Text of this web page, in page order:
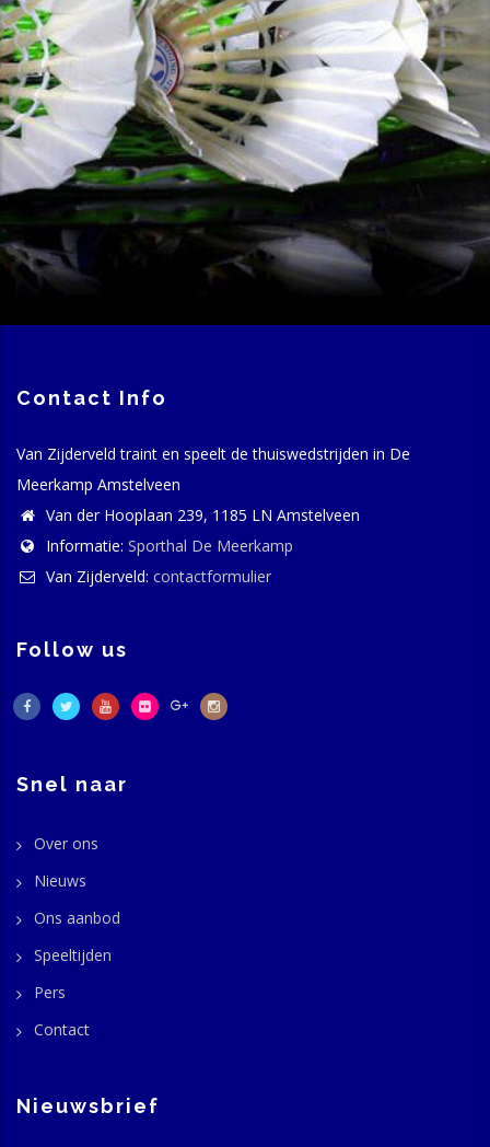
Contact Info
Van Zijderveld traint en speelt de thuiswedstrijden in De
Meerkamp Amstelveen
Van der Hooplaan 239, 1185 LN Amstelveen
Informatie: Sporthal De Meerkamp
Van Zijderveld: contactformulier
Follow us
Snel naar
Over ons
Nieuws
Ons aanbod
Speeltijden
Pers
Contact
Nieuwsbrief